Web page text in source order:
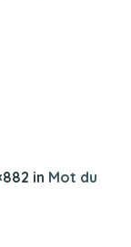
in Mot du